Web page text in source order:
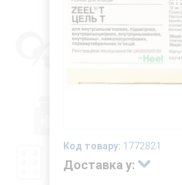
Код товару: 1772821
Доставка у: